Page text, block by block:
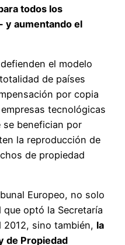
todos los
y aumentando el
el modelo
de países
por copia
tecnológicas
se benefician por
la reproducción de
de propiedad
Europeo, no solo
optó la Secretaría
2012, sino también, la
de Propiedad